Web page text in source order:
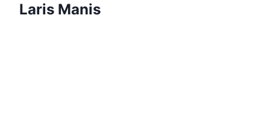
Laris Manis